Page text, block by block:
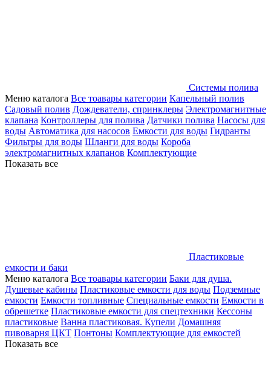
Системы полива
Меню каталога Все тоавары категории Капельный полив
Садовый полив Дождеватели, спринклеры Электромагнитные
клапана Контроллеры для полива Датчики полива Насосы для
воды Автоматика для насосов Емкости для воды Гидранты
Фильтры для воды Шланги для воды Короба
электромагнитных клапанов Комплектующие
Показать все
Пластиковые
емкости и баки
Меню каталога Все тоавары категории Баки для душа.
Душевые кабины Пластиковые емкости для воды Подземные
емкости Емкости топливные Специальные емкости Емкости в
обрешетке Пластиковые емкости для спецтехники Кессоны
пластиковые Ванна пластиковая. Купели Домашняя
пивоварня ЦКТ Понтоны Комплектующие для емкостей
Показать все